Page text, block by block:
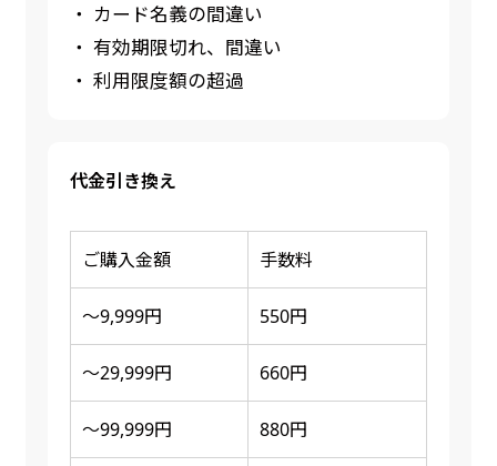
・ カード名義の間違い
・ 有効期限切れ、間違い
・ 利用限度額の超過
代金引き換え
ご購入金額 手数料
～9,999円 550円
～29,999円 660円
～99,999円 880円